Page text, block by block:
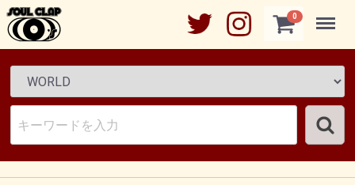
0 Menu